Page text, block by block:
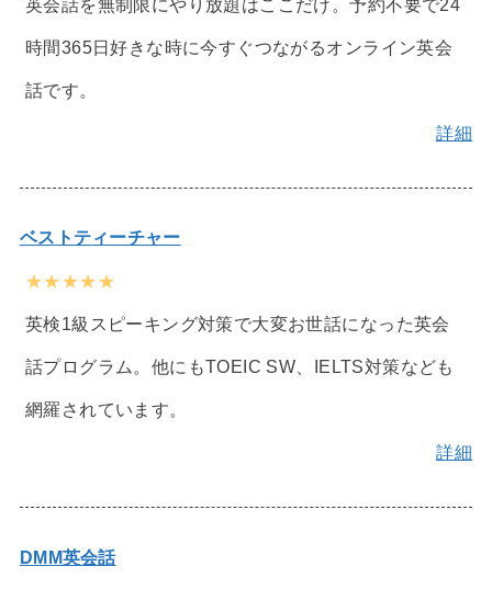
英会話を無制限にやり放題はここだけ。予約不要で24
時間365日好きな時に今すぐつながるオンライン英会
話です。
詳細
ベストティーチャー
★★★★★
英検1級スピーキング対策で大変お世話になった英会
話プログラム。他にもTOEIC SW、IELTS対策なども
網羅されています。
詳細
DMM英会話